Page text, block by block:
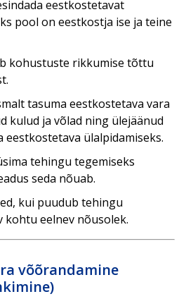
eestkostetavat
pool on eestkostja ise ja teine
kohustuste rikkumise tõttu
tasuma eestkostetava vara
kulud ja võlad ning ülejäänud
eestkostetava ülalpidamiseks.
tehingu tegemiseks
seda nõuab.
kui puudub tehingu
kohtu eelnev nõusolek.
võõrandamine